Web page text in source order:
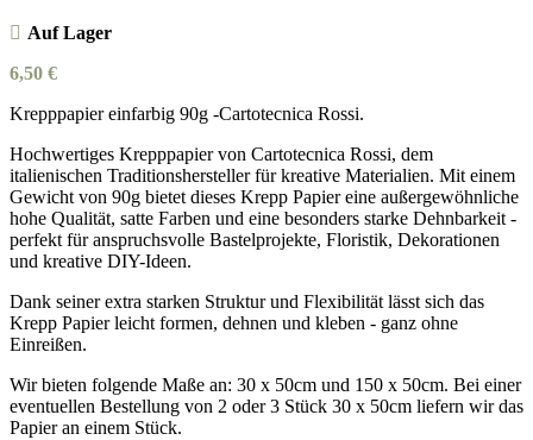
Auf Lager
6,50 €
Krepppapier einfarbig 90g -Cartotecnica Rossi.
Hochwertiges Krepppapier von Cartotecnica Rossi, dem
italienischen Traditionshersteller für kreative Materialien. Mit einem
Gewicht von 90g bietet dieses Krepp Papier eine außergewöhnliche
hohe Qualität, satte Farben und eine besonders starke Dehnbarkeit -
perfekt für anspruchsvolle Bastelprojekte, Floristik, Dekorationen
und kreative DIY-Ideen.
Dank seiner extra starken Struktur und Flexibilität lässt sich das
Krepp Papier leicht formen, dehnen und kleben - ganz ohne
Einreißen.
Wir bieten folgende Maße an: 30 x 50cm und 150 x 50cm. Bei einer
eventuellen Bestellung von 2 oder 3 Stück 30 x 50cm liefern wir das
Papier an einem Stück.